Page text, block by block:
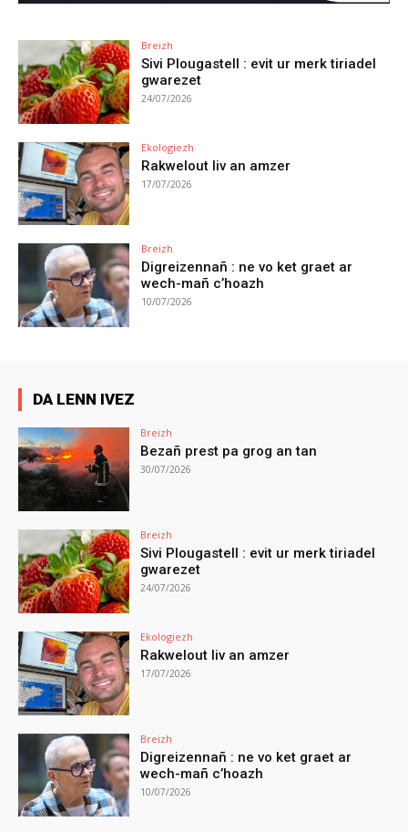
Breizh
Sivi Plougastell : evit ur merk tiriadel
gwarezet
24/07/2026
Ekologiezh
Rakwelout liv an amzer
17/07/2026
Breizh
Digreizennañ : ne vo ket graet ar
wech-mañ c’hoazh
10/07/2026
DA LENN IVEZ
Breizh
Bezañ prest pa grog an tan
30/07/2026
Breizh
Sivi Plougastell : evit ur merk tiriadel
gwarezet
24/07/2026
Ekologiezh
Rakwelout liv an amzer
17/07/2026
Breizh
Digreizennañ : ne vo ket graet ar
wech-mañ c’hoazh
10/07/2026